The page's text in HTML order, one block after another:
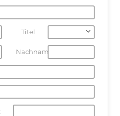
Titel
Nachname